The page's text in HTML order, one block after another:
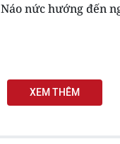
Náo nức hướng đến
XEM THÊM